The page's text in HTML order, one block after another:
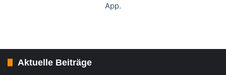
App.
Aktuelle Beiträge